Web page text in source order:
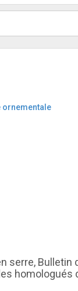
ornementale
serre, Bulletin
homologués